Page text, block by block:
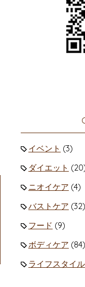
イベント (3)
ダイエット
ニオイケア (4)
バストケア (32)
フード (9)
ボディケア (84)
ライフスタイル